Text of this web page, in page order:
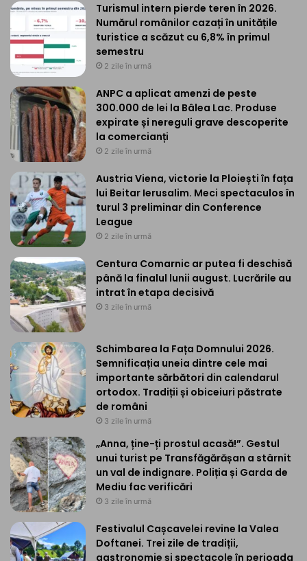
Turismul intern pierde teren în 2026.
Numărul românilor cazați în unitățile
turistice a scăzut cu 6,8% în primul
semestru
2 zile în urmă
ANPC a aplicat amenzi de peste
300.000 de lei la Bâlea Lac. Produse
expirate și nereguli grave descoperite
la comercianți
2 zile în urmă
Austria Viena, victorie la Ploiești în fața
lui Beitar Ierusalim. Meci spectaculos în
turul 3 preliminar din Conference
League
2 zile în urmă
Centura Comarnic ar putea fi deschisă
până la finalul lunii august. Lucrările au
intrat în etapa decisivă
3 zile în urmă
Schimbarea la Fața Domnului 2026.
Semnificația uneia dintre cele mai
importante sărbători din calendarul
ortodox. Tradiții și obiceiuri păstrate
de români
3 zile în urmă
„Anna, ține-ți prostul acasă!”. Gestul
unui turist pe Transfăgărășan a stârnit
un val de indignare. Poliția și Garda de
Mediu fac verificări
3 zile în urmă
Festivalul Cașcavelei revine la Valea
Doftanei. Trei zile de tradiții,
gastronomie și spectacole în perioada